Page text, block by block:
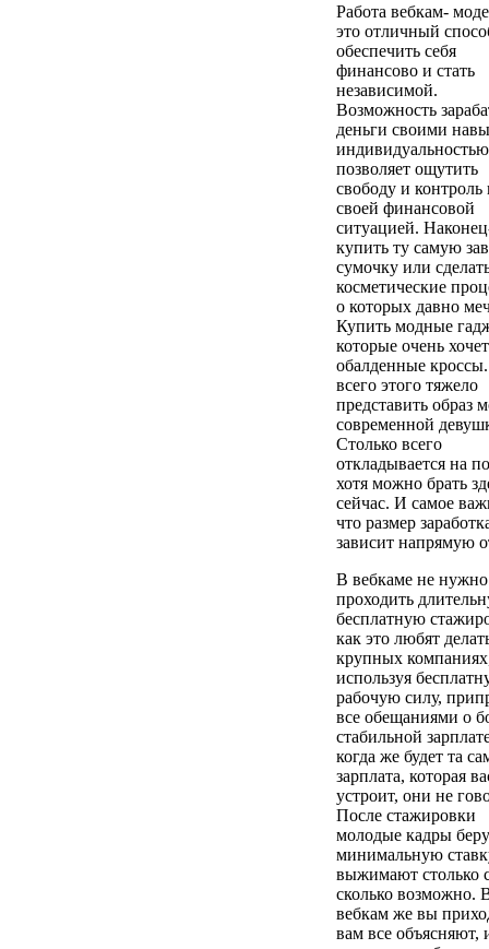
Работа вебкам-
это отличный
обеспечить себя
финансово и стать
независимой.
Возможность
деньги своими
позволяет ощутить
свободу и контроль
своей финансовой
ситуацией.
купить ту самую
сумочку или
косметические
о которых давно
Купить модные
которые очень
обалденные кроссы.
всего этого тяжело
представить образ
современной
Столько всего
откладывается на
хотя можно брать
сейчас. И самое
что размер
зависит напрямую
В вебкаме не нужно
проходить
бесплатную
как это любят
крупных
используя
рабочую силу,
все обещаниями о
стабильной
когда же будет та
зарплата, которая
устроит, они не
После стажировки
молодые кадры
минимальную
выжимают столько
сколько возможно.
вебкам же вы
вам все объясняют,